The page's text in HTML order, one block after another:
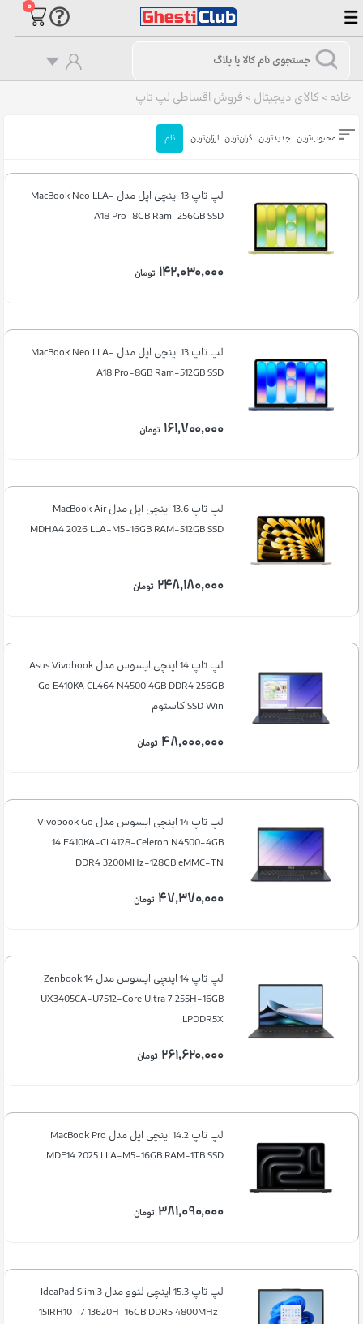
۰
خانه > کالای دیجیتال > فروش اقساطی لپ تاپ
محبوب‌ترین جدیدترین گران‌ترین ارزان‌ترین نام
لپ تاپ 13 اینچی اپل مدل MacBook Neo LLA-
A18 Pro-8GB Ram-256GB SSD
۱۴۲,۰۳۰,۰۰۰ تومان
لپ تاپ 13 اینچی اپل مدل MacBook Neo LLA-
A18 Pro-8GB Ram-512GB SSD
۱۶۱,۷۰۰,۰۰۰ تومان
لپ تاپ 13.6 اینچی اپل مدل MacBook Air
MDHA4 2026 LLA-M5-16GB RAM-512GB SSD
۲۴۸,۱۸۰,۰۰۰ تومان
لپ تاپ 14 اینچی ایسوس مدل Asus Vivobook
Go E410KA CL464 N4500 4GB DDR4 256GB
SSD Win کاستوم
۴۸,۰۰۰,۰۰۰ تومان
لپ تاپ 14 اینچی ایسوس مدل Vivobook Go
14 E410KA-CL4128-Celeron N4500-4GB
DDR4 3200MHz-128GB eMMC-TN
۴۷,۳۷۰,۰۰۰ تومان
لپ تاپ 14 اینچی ایسوس مدل Zenbook 14
UX3405CA-U7512-Core Ultra 7 255H-16GB
LPDDR5X
۲۶۱,۶۲۰,۰۰۰ تومان
لپ تاپ 14.2 اینچی اپل مدل MacBook Pro
MDE14 2025 LLA-M5-16GB RAM-1TB SSD
۳۸۱,۰۹۰,۰۰۰ تومان
لپ تاپ 15.3 اینچی لنوو مدل IdeaPad Slim 3
15IRH10-i7 13620H-16GB DDR5 4800MHz-